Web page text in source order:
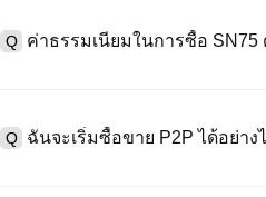
ซื้อขาย OTC สำหรับธุรกรรมขนาดให
Q ค่าธรรมเนียมในการซื้อ SN75
ธรรมเนียมการซื้อขายแบบสปอตมาตร
Q ฉันจะเริ่มซื้อขาย P2P ได้อย่า